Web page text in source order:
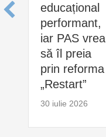
educațional
performant,
iar PAS vrea
să îl preia
prin reforma
„Restart”
30 iulie 2026